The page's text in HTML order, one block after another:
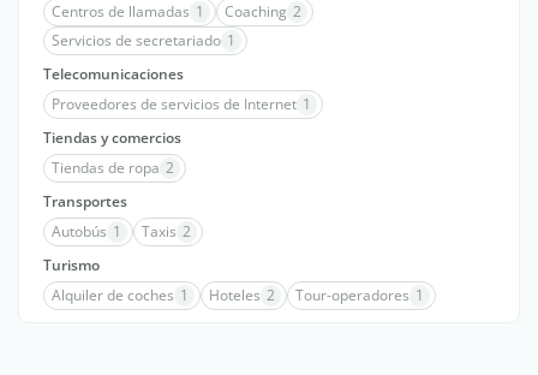
Centros de llamadas 1 Coaching 2
Servicios de secretariado 1
Telecomunicaciones
Proveedores de servicios de Internet 1
Tiendas y comercios
Tiendas de ropa 2
Transportes
Autobús 1 Taxis 2
Turismo
Alquiler de coches 1 Hoteles 2 Tour-operadores 1